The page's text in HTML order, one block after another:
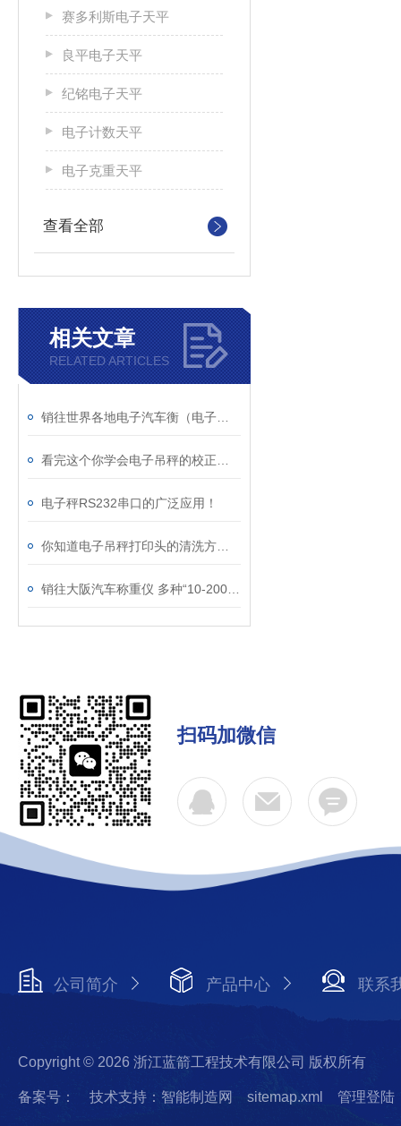
赛多利斯电子天平
良平电子天平
纪铭电子天平
电子计数天平
电子克重天平
查看全部
相关文章
RELATED ARTICLES
电子秤RS232串口的广泛应用！
扫码加微信
公司简介 产品中心 联系
Copyright © 2026 浙江蓝箭工程技术有限公司 版权所有
备案号： 技术支持：智能制造网 sitemap.xml 管理登陆